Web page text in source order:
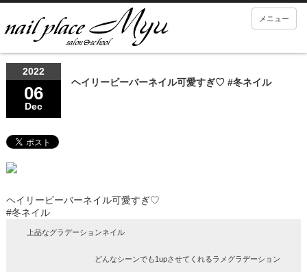
メニュー
2022
06
Dec
ヘイリービーバーネイル可愛すぎ♡ #冬ネイル
ヘイリービーバーネイル可愛すぎ♡
#冬ネイル
上品なグラデーションネイル
どんなシーンでも1upさせてくれるラメグラデーション